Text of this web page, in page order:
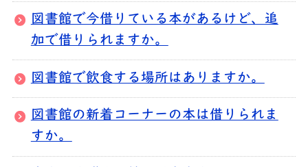
図書館で今借りている本があるけど、追
加で借りられますか。
図書館で飲食する場所はありますか。
図書館の新着コーナーの本は借りられま
すか。